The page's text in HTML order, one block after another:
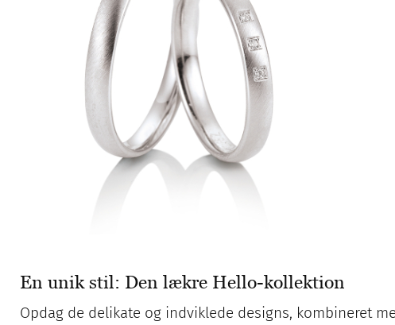
En unik stil: Den lækre Hello-kollektion
Opdag de delikate og indviklede designs, kombineret